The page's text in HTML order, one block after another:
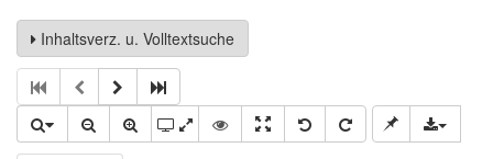
Inhaltsverz. u. Volltextsuche